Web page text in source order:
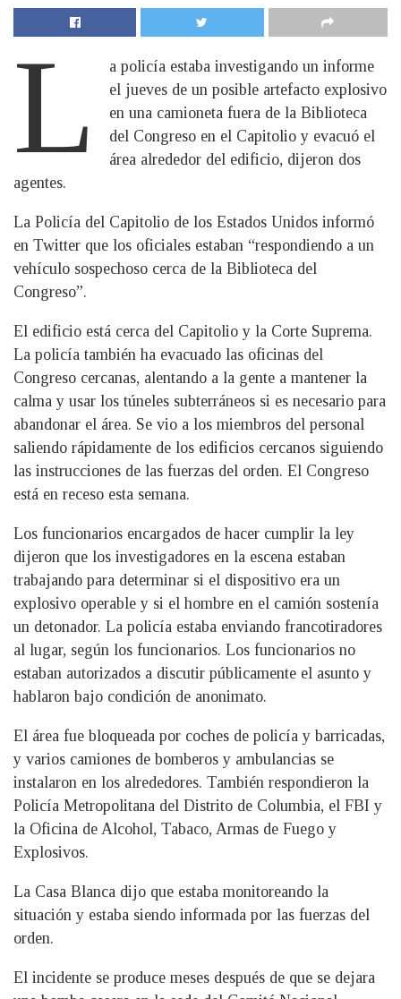
L
a policía estaba investigando un informe
el jueves de un posible artefacto explosivo
en una camioneta fuera de la Biblioteca
del Congreso en el Capitolio y evacuó el
área alrededor del edificio, dijeron dos
agentes.
La Policía del Capitolio de los Estados Unidos informó
en Twitter que los oficiales estaban “respondiendo a un
vehículo sospechoso cerca de la Biblioteca del
Congreso”.
El edificio está cerca del Capitolio y la Corte Suprema.
La policía también ha evacuado las oficinas del
Congreso cercanas, alentando a la gente a mantener la
calma y usar los túneles subterráneos si es necesario para
abandonar el área. Se vio a los miembros del personal
saliendo rápidamente de los edificios cercanos siguiendo
las instrucciones de las fuerzas del orden. El Congreso
está en receso esta semana.
Los funcionarios encargados de hacer cumplir la ley
dijeron que los investigadores en la escena estaban
trabajando para determinar si el dispositivo era un
explosivo operable y si el hombre en el camión sostenía
un detonador. La policía estaba enviando francotiradores
al lugar, según los funcionarios. Los funcionarios no
estaban autorizados a discutir públicamente el asunto y
hablaron bajo condición de anonimato.
El área fue bloqueada por coches de policía y barricadas,
y varios camiones de bomberos y ambulancias se
instalaron en los alrededores. También respondieron la
Policía Metropolitana del Distrito de Columbia, el FBI y
la Oficina de Alcohol, Tabaco, Armas de Fuego y
Explosivos.
La Casa Blanca dijo que estaba monitoreando la
situación y estaba siendo informada por las fuerzas del
orden.
El incidente se produce meses después de que se dejara